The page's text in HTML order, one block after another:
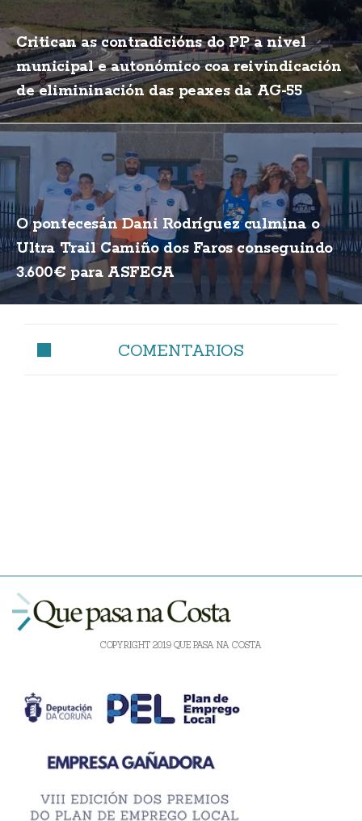
Critican as contradicións do PP a nivel
municipal e autonómico coa reivindicación
de elimininación das peaxes da AG-55
O pontecesán Dani Rodríguez culmina o
Ultra Trail Camiño dos Faros conseguindo
3.600€ para ASFEGA
COMENTARIOS
COPYRIGHT 2019 QUE PASA NA COSTA